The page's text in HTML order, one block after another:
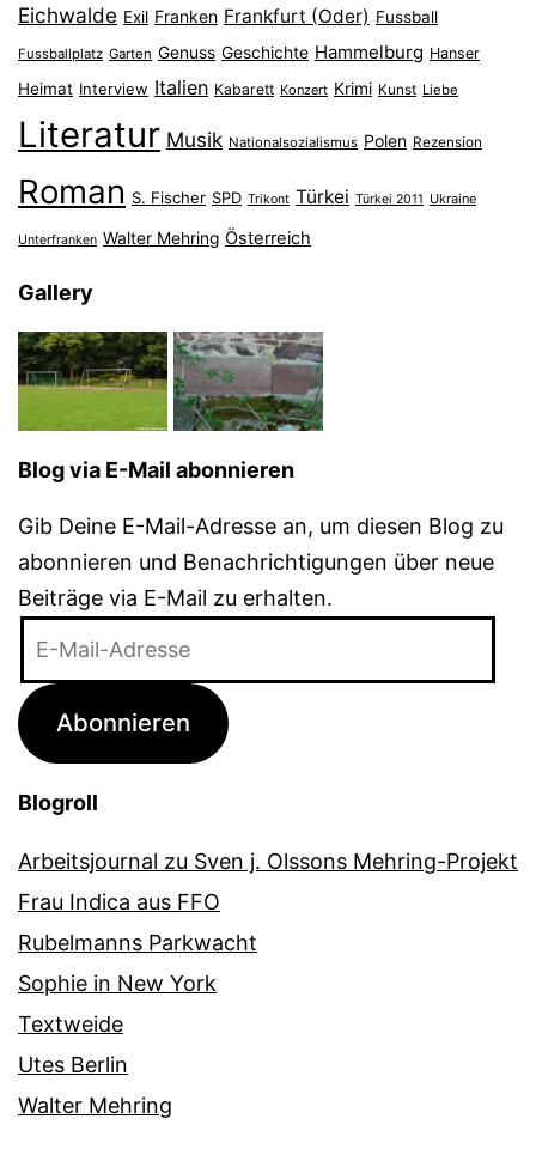
Eichwalde Exil Franken Frankfurt (Oder) Fussball
Fussballplatz Garten Genuss Geschichte Hammelburg Hanser
Heimat Interview Italien Kabarett Konzert Krimi Kunst Liebe
Literatur Musik Nationalsozialismus Polen Rezension
Roman S. Fischer SPD Trikont Türkei Türkei 2011 Ukraine
Unterfranken Walter Mehring Österreich
Gallery
Blog via E-Mail abonnieren
Gib Deine E-Mail-Adresse an, um diesen Blog zu
abonnieren und Benachrichtigungen über neue
Beiträge via E-Mail zu erhalten.
Adresse
Abonnieren
Blogroll
Arbeitsjournal zu Sven j. Olssons Mehring-Projekt
Frau Indica aus FFO
Rubelmanns Parkwacht
Sophie in New York
Textweide
Utes Berlin
Walter Mehring